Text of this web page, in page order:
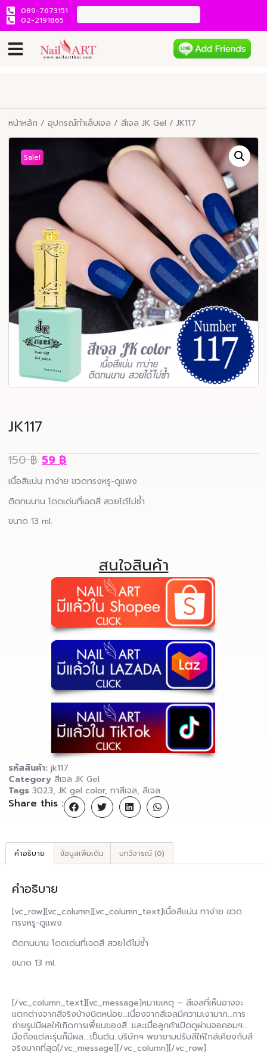
089-7673151
02-2191865
หน้าหลัก / อุปกรณ์ทำเล็บเจล / สีเจล JK Gel / JK117
Sale!
JK117
150฿ 59฿
เนื้อสีแน่น ทาง่าย ขวดทรงหรู-ดูแพง
ติดทนนาน โดดเด่นที่เฉดสี สวยได้ไม่ซ้ำ
ขนาด 13 ml.
สนใจสินค้า
รหัสสินค้า: jk117
Category สีเจล JK Gel
Tags 3023, JK gel color, ทาสีเจล, สีเจล
Share this :
คำอธิบาย ข้อมูลเพิ่มเติม บทวิจารณ์ (0)
คำอธิบาย
[vc_row][vc_column][vc_column_text]เนื้อสีแน่น ทาง่าย ขวด
ทรงหรู-ดูแพง
ติดทนนาน โดดเด่นที่เฉดสี สวยได้ไม่ซ้ำ
ขนาด 13 ml.
[/vc_column_text][vc_message]หมายเหตุ – สีเจลที่เห็นอาจจะ
แตกต่างจากสีจริงบ้างนิดหน่อย…เนื่องจากสีเจลมีความเงามาก…การ
ถ่ายรูปมีผลให้เกิดการเพี้ยนของสี…และเมื่อลูกค้าเปิดดูผ่านจอคอมฯ…
มือถือแต่ละรุ่นก็มีผล….เป็นต้น..บริษัทฯ พยายามปรับสีให้ใกล้เคียงกับสี
จริงมากที่สุด[/vc_message][/vc_column][/vc_row]